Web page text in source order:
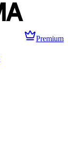
Premium